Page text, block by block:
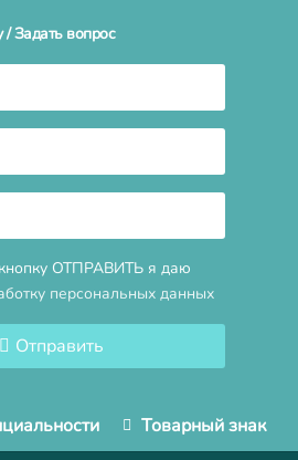
/ Задать вопрос
ОТПРАВИТЬ я даю
персональных данных
Отправить
Товарный знак